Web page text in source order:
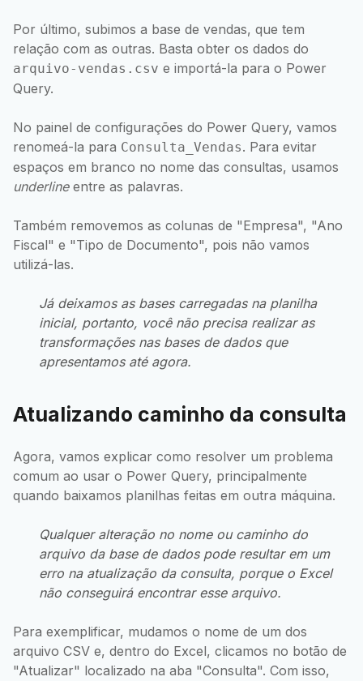
Por último, subimos a base de vendas, que tem
relação com as outras. Basta obter os dados do
arquivo-vendas.csv e importá-la para o Power
Query.
No painel de configurações do Power Query, vamos
renomeá-la para Consulta_Vendas. Para evitar
espaços em branco no nome das consultas, usamos
underlineentre as palavras.
Também removemos as colunas de "Empresa", "Ano
Fiscal" e "Tipo de Documento", pois não vamos
utilizá-las.
Já deixamos as bases carregadas na planilha
inicial, portanto, você não precisa realizar as
transformações nas bases de dados que
apresentamos até agora.
Atualizando caminho da consulta
Agora, vamos explicar como resolver um problema
comum ao usar o Power Query, principalmente
quando baixamos planilhas feitas em outra máquina.
Qualquer alteração no nome ou caminho do
arquivo da base de dados pode resultar em um
erro na atualização da consulta, porque o Excel
não conseguirá encontrar esse arquivo.
Para exemplificar, mudamos o nome de um dos
arquivo CSV e, dentro do Excel, clicamos no botão de
"Atualizar" localizado na aba "Consulta". Com isso,